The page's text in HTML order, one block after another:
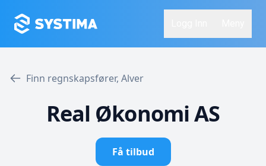
Finn regnskapsfører, Alver
Real Økonomi AS
Få tilbud